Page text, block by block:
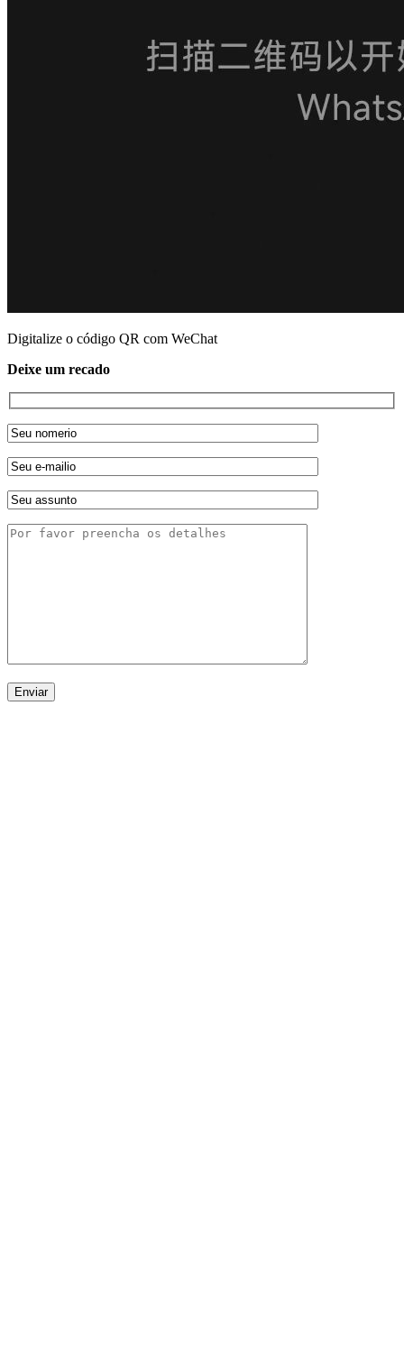
Digitalize o código QR com WeChat
Deixe um recado
Enviar